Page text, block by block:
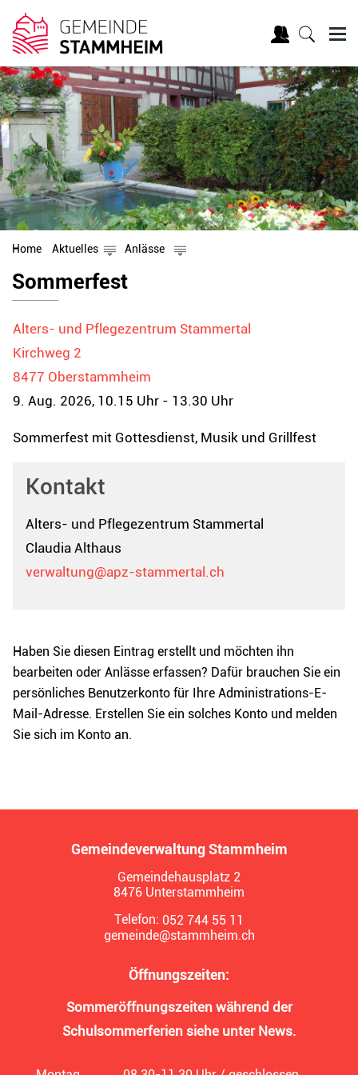
Home Aktuelles Anlässe
Inhalt
Sommerfest
Alters- und Pflegezentrum Stammertal
Kirchweg 2
8477 Oberstammheim
9. Aug. 2026, 10.15 Uhr - 13.30 Uhr
Sommerfest mit Gottesdienst, Musik und Grillfest
Kontakt
Alters- und Pflegezentrum Stammertal
Claudia Althaus
verwaltung@apz-stammertal.ch
Haben Sie diesen Eintrag erstellt und möchten ihn
bearbeiten oder Anlässe erfassen? Dafür brauchen Sie ein
persönliches Benutzerkonto für Ihre Administrations-E-
Mail-Adresse. Erstellen Sie ein solches Konto und melden
Sie sich im Konto an.
Gemeindeverwaltung Stammheim
Gemeindehausplatz 2
8476 Unterstammheim
Telefon: 052 744 55 11
gemeinde@stammheim.ch
Öffnungszeiten:
Sommeröffnungszeiten während der
Schulsommerferien siehe unter News.